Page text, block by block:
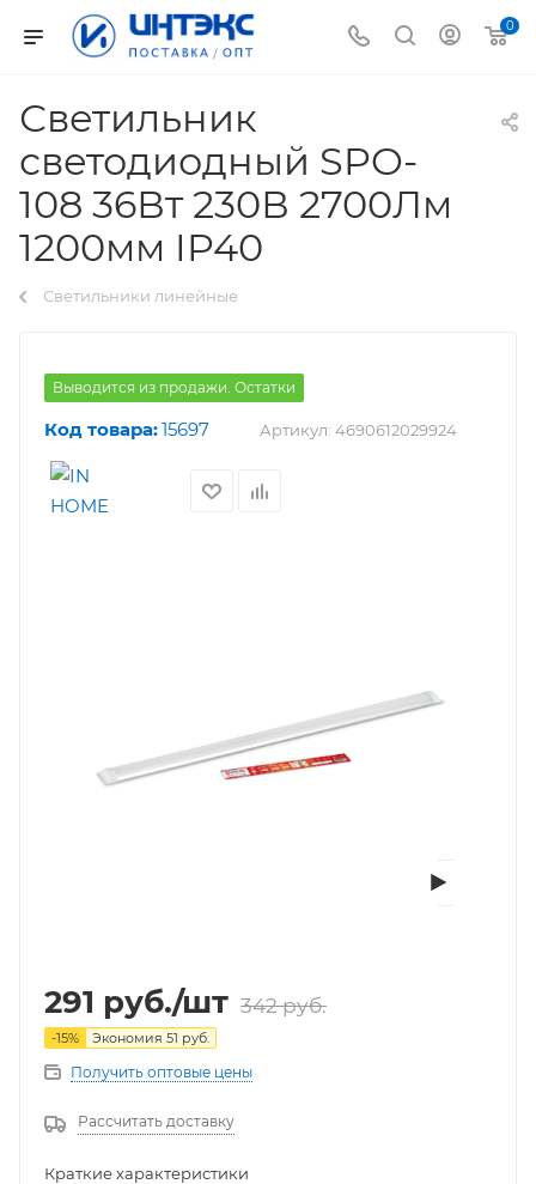
0
Светильник
светодиодный SPO-
108 36Вт 230В 2700Лм
1200мм IP40
Светильники линейные
Выводится из продажи. Остатки
Код товара:15697 Артикул: 4690612029924
291 руб./шт 342руб.
-15% Экономия 51 руб.
Получить оптовые цены
Рассчитать доставку
Краткие характеристики